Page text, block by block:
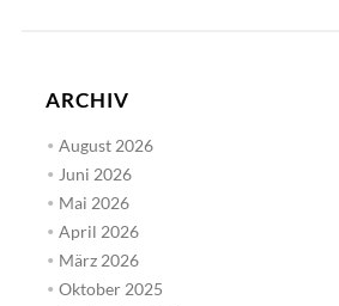
ARCHIV
August 2026
Juni 2026
Mai 2026
April 2026
März 2026
Oktober 2025